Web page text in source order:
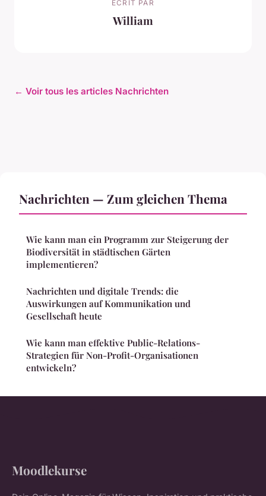
ECRIT PAR
William
← Voir tous les articles Nachrichten
Nachrichten — Zum gleichen Thema
Wie kann man ein Programm zur Steigerung der
Biodiversität in städtischen Gärten
implementieren?
Nachrichten und digitale Trends: die
Auswirkungen auf Kommunikation und
Gesellschaft heute
Wie kann man effektive Public-Relations-
Strategien für Non-Profit-Organisationen
entwickeln?
Moodlekurse